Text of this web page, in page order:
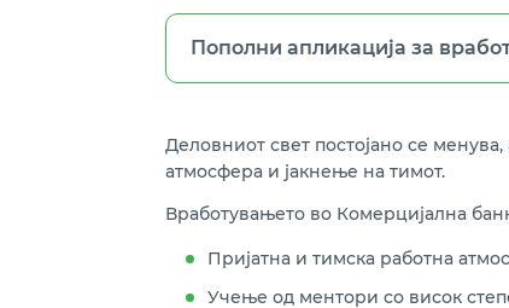
Пополни апликација за
Деловниот свет постојано се
атмосфера и јакнење на тимот.
Вработувањето во Комерцијална
Пријатна и тимска работна
Учење од ментори со висок